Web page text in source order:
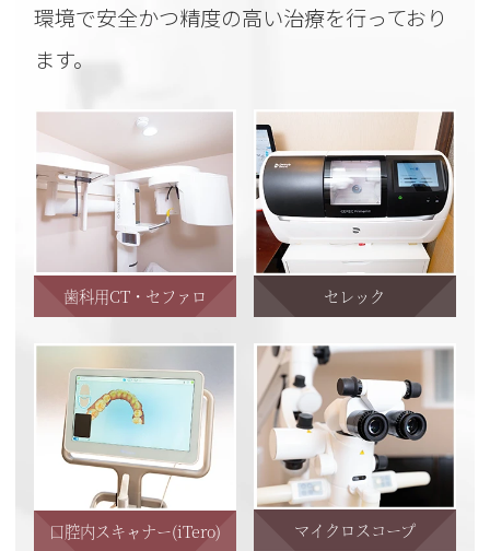
環境で安全かつ精度の高い治療を行っており
ます。
歯科用CT・セファロ セレック
口腔内スキャナー(iTero) マイクロスコープ